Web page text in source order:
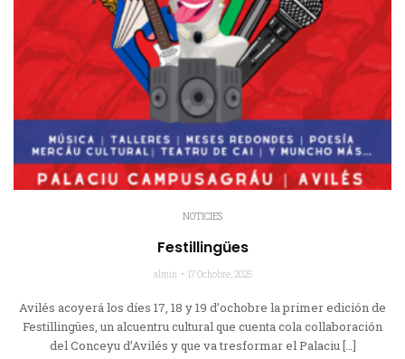
NOTICIES
Festillingües
almin 17 Ochobre, 2025
Avilés acoyerá los díes 17, 18 y 19 d’ochobre la primer edición de
Festillingües, un alcuentru cultural que cuenta cola collaboración
del Conceyu d’Avilés y que va tresformar el Palaciu […]